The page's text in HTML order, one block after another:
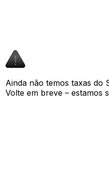
Ainda não temos taxas do
Volte em breve – estamos